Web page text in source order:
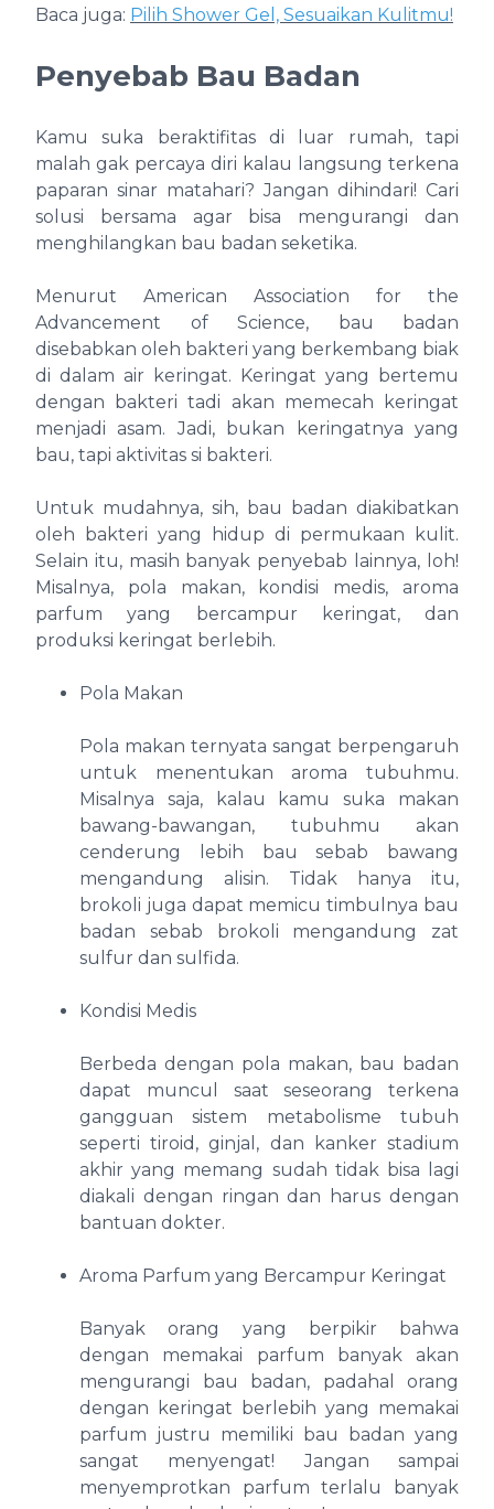
Baca juga: Pilih Shower Gel, Sesuaikan Kulitmu!
Penyebab Bau Badan
Kamu suka beraktifitas di luar rumah, tapi
malah gak percaya diri kalau langsung terkena
paparan sinar matahari? Jangan dihindari! Cari
solusi bersama agar bisa mengurangi dan
menghilangkan bau badan seketika.
Menurut American Association for the
Advancement of Science, bau badan
disebabkan oleh bakteri yang berkembang biak
di dalam air keringat. Keringat yang bertemu
dengan bakteri tadi akan memecah keringat
menjadi asam. Jadi, bukan keringatnya yang
bau, tapi aktivitas si bakteri.
Untuk mudahnya, sih, bau badan diakibatkan
oleh bakteri yang hidup di permukaan kulit.
Selain itu, masih banyak penyebab lainnya, loh!
Misalnya, pola makan, kondisi medis, aroma
parfum yang bercampur keringat, dan
produksi keringat berlebih.
Pola Makan
Pola makan ternyata sangat berpengaruh
untuk menentukan aroma tubuhmu.
Misalnya saja, kalau kamu suka makan
bawang-bawangan, tubuhmu akan
cenderung lebih bau sebab bawang
mengandung alisin. Tidak hanya itu,
brokoli juga dapat memicu timbulnya bau
badan sebab brokoli mengandung zat
sulfur dan sulfida.
Kondisi Medis
Berbeda dengan pola makan, bau badan
dapat muncul saat seseorang terkena
gangguan sistem metabolisme tubuh
seperti tiroid, ginjal, dan kanker stadium
akhir yang memang sudah tidak bisa lagi
diakali dengan ringan dan harus dengan
bantuan dokter.
Aroma Parfum yang Bercampur Keringat
Banyak orang yang berpikir bahwa
dengan memakai parfum banyak akan
mengurangi bau badan, padahal orang
dengan keringat berlebih yang memakai
parfum justru memiliki bau badan yang
sangat menyengat! Jangan sampai
menyemprotkan parfum terlalu banyak